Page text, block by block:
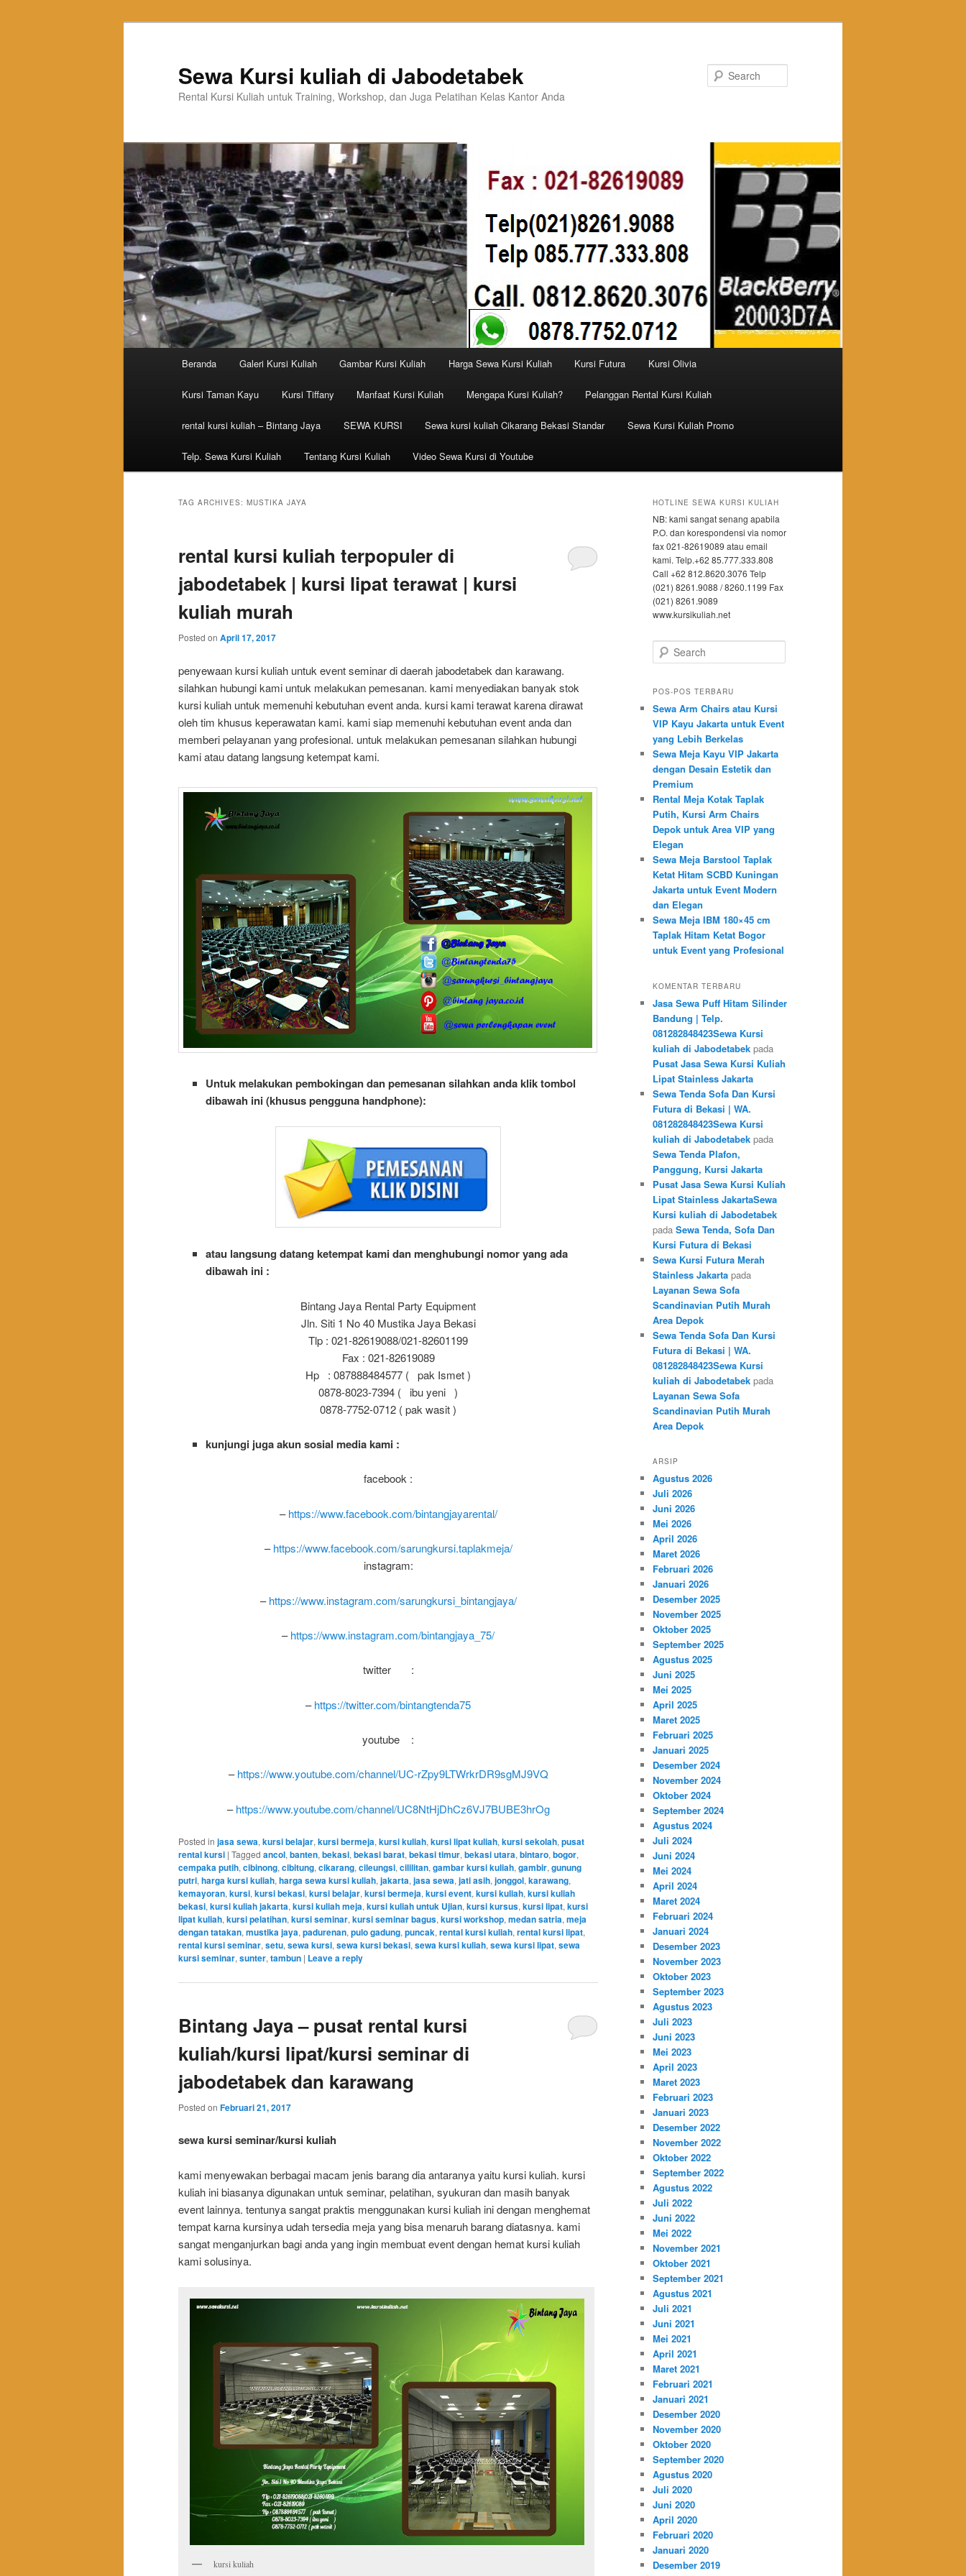
Sewa Kursi kuliah di Jabodetabek
Rental Kursi Kuliah untuk Training, Workshop, dan Juga Pelatihan Kelas Kantor Anda
Skip to primary content
Skip to secondary content
Beranda Galeri Kursi Kuliah Gambar Kursi Kuliah Harga Sewa Kursi Kuliah Kursi Futura Kursi Olivia
Kursi Taman Kayu Kursi Tiffany Manfaat Kursi Kuliah Mengapa Kursi Kuliah? Pelanggan Rental Kursi Kuliah
rental kursi kuliah – Bintang Jaya SEWA KURSI Sewa kursi kuliah Cikarang Bekasi Standar Sewa Kursi Kuliah Promo
Telp. Sewa Kursi Kuliah Tentang Kursi Kuliah Video Sewa Kursi di Youtube
TAG ARCHIVES: MUSTIKA JAYA
rental kursi kuliah terpopuler di
jabodetabek | kursi lipat terawat | kursi
kuliah murah
Posted on April 17, 2017
penyewaan kursi kuliah untuk event seminar di daerah jabodetabek dan karawang.
silahkan hubungi kami untuk melakukan pemesanan. kami menyediakan banyak stok
kursi kuliah untuk memenuhi kebutuhan event anda. kursi kami terawat karena dirawat
oleh tim khusus keperawatan kami. kami siap memenuhi kebutuhan event anda dan
memberi pelayanan yang profesional. untuk melakukan pemesanan silahkan hubungi
kami atau datang langsung ketempat kami.
Untuk melakukan pembokingan dan pemesanan silahkan anda klik tombol
dibawah ini (khusus pengguna handphone):
atau langsung datang ketempat kami dan menghubungi nomor yang ada
dibawah ini :
Bintang Jaya Rental Party Equipment
Jln. Siti 1 No 40 Mustika Jaya Bekasi
Tlp : 021-82619088/021-82601199
Fax : 021-82619089
Hp : 087888484577 ( pak Ismet )
0878-8023-7394 ( ibu yeni )
0878-7752-0712 ( pak wasit )
kunjungi juga akun sosial media kami:
facebook :
–https://www.facebook.com/bintangjayarental/
–https://www.facebook.com/sarungkursi.taplakmeja/
instagram:
–https://www.instagram.com/sarungkursi_bintangjaya/
–https://www.instagram.com/bintangjaya_75/
twitter :
–https://twitter.com/bintangtenda75
youtube :
–https://www.youtube.com/channel/UC-rZpy9LTWrkrDR9sgMJ9VQ
–https://www.youtube.com/channel/UC8NtHjDhCz6VJ7BUBE3hrOg
Posted in jasa sewa, kursi belajar, kursi bermeja, kursi kuliah, kursi lipat kuliah, kursi sekolah, pusat
rental kursi | Tagged ancol, banten, bekasi, bekasi barat, bekasi timur, bekasi utara, bintaro, bogor,
cempaka putih, cibinong, cibitung, cikarang, cileungsi, cililitan, gambar kursi kuliah, gambir, gunung
putri, harga kursi kuliah, harga sewa kursi kuliah, jakarta, jasa sewa, jati asih, jonggol, karawang,
kemayoran, kursi, kursi bekasi, kursi belajar, kursi bermeja, kursi event, kursi kuliah, kursi kuliah
bekasi, kursi kuliah jakarta, kursi kuliah meja, kursi kuliah untuk Ujian, kursi kursus, kursi lipat, kursi
lipat kuliah, kursi pelatihan, kursi seminar, kursi seminar bagus, kursi workshop, medan satria, meja
dengan tatakan, mustika jaya, padurenan, pulo gadung, puncak, rental kursi kuliah, rental kursi lipat,
rental kursi seminar, setu, sewa kursi, sewa kursi bekasi, sewa kursi kuliah, sewa kursi lipat, sewa
kursi seminar, sunter, tambun | Leave a reply
Bintang Jaya – pusat rental kursi
kuliah/kursi lipat/kursi seminar di
jabodetabek dan karawang
Posted on Februari 21, 2017
sewa kursi seminar/kursi kuliah
kami menyewakan berbagai macam jenis barang dia antaranya yaitu kursi kuliah. kursi
kuliah ini biasanya digunakan untuk seminar, pelatihan, syukuran dan masih banyak
event lainnya. tentunya sangat praktis menggunakan kursi kuliah ini dengan menghemat
tempat karna kursinya udah tersedia meja yang bisa menaruh barang diatasnya. kami
sangat menganjurkan bagi anda yang ingin membuat event dengan hemat kursi kuliah
kami solusinya.
kursi kuliah
HOTLINE SEWA KURSI KULIAH
NB: kami sangat senang apabila
P.O. dan korespondensi via nomor
fax 021-82619089 atau email
kami. Telp.+62 85.777.333.808
Call +62 812.8620.3076 Telp
(021) 8261.9088 / 8260.1199 Fax
(021) 8261.9089
www.kursikuliah.net
Search
POS-POS TERBARU
Sewa Arm Chairs atau Kursi
VIP Kayu Jakarta untuk Event
yang Lebih Berkelas
Sewa Meja Kayu VIP Jakarta
dengan Desain Estetik dan
Premium
Rental Meja Kotak Taplak
Putih, Kursi Arm Chairs
Depok untuk Area VIP yang
Elegan
Sewa Meja Barstool Taplak
Ketat Hitam SCBD Kuningan
Jakarta untuk Event Modern
dan Elegan
Sewa Meja IBM 180×45 cm
Taplak Hitam Ketat Bogor
untuk Event yang Profesional
KOMENTAR TERBARU
Jasa Sewa Puff Hitam Silinder
Bandung | Telp.
081282848423Sewa Kursi
kuliah di Jabodetabek pada
Pusat Jasa Sewa Kursi Kuliah
Lipat Stainless Jakarta
Sewa Tenda Sofa Dan Kursi
Futura di Bekasi | WA.
081282848423Sewa Kursi
kuliah di Jabodetabek pada
Sewa Tenda Plafon,
Panggung, Kursi Jakarta
Pusat Jasa Sewa Kursi Kuliah
Lipat Stainless JakartaSewa
Kursi kuliah di Jabodetabek
pada Sewa Tenda, Sofa Dan
Kursi Futura di Bekasi
Sewa Kursi Futura Merah
Stainless Jakarta pada
Layanan Sewa Sofa
Scandinavian Putih Murah
Area Depok
Sewa Tenda Sofa Dan Kursi
Futura di Bekasi | WA.
081282848423Sewa Kursi
kuliah di Jabodetabek pada
Layanan Sewa Sofa
Scandinavian Putih Murah
Area Depok
ARSIP
Agustus 2026
Juli 2026
Juni 2026
Mei 2026
April 2026
Maret 2026
Februari 2026
Januari 2026
Desember 2025
November 2025
Oktober 2025
September 2025
Agustus 2025
Juni 2025
Mei 2025
April 2025
Maret 2025
Februari 2025
Januari 2025
Desember 2024
November 2024
Oktober 2024
September 2024
Agustus 2024
Juli 2024
Juni 2024
Mei 2024
April 2024
Maret 2024
Februari 2024
Januari 2024
Desember 2023
November 2023
Oktober 2023
September 2023
Agustus 2023
Juli 2023
Juni 2023
Mei 2023
April 2023
Maret 2023
Februari 2023
Januari 2023
Desember 2022
November 2022
Oktober 2022
September 2022
Agustus 2022
Juli 2022
Juni 2022
Mei 2022
November 2021
Oktober 2021
September 2021
Agustus 2021
Juli 2021
Juni 2021
Mei 2021
April 2021
Maret 2021
Februari 2021
Januari 2021
Desember 2020
November 2020
Oktober 2020
September 2020
Agustus 2020
Juli 2020
Juni 2020
April 2020
Februari 2020
Januari 2020
Desember 2019